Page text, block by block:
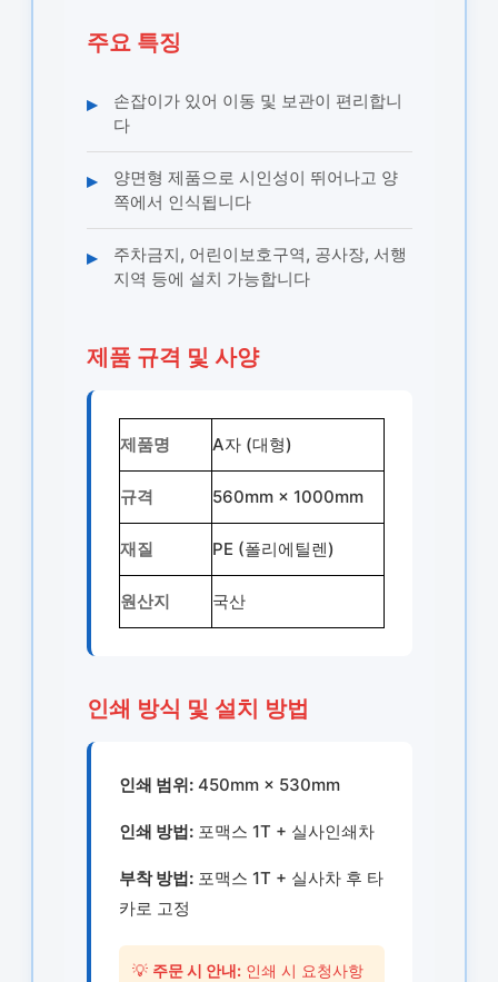
주요 특징
▸
손잡이가 있어 이동 및 보관이 편리합니
다
▸
양면형 제품으로 시인성이 뛰어나고 양
쪽에서 인식됩니다
▸
주차금지, 어린이보호구역, 공사장, 서행
지역 등에 설치 가능합니다
제품 규격 및 사양
제품명 A자 (대형)
규격 560mm × 1000mm
재질 PE (폴리에틸렌)
원산지 국산
인쇄 방식 및 설치 방법
인쇄 범위:450mm × 530mm
인쇄 방법:포맥스 1T + 실사인쇄차
부착 방법:포맥스 1T + 실사차 후 타
카로 고정
💡 주문 시 안내:인쇄 시 요청사항